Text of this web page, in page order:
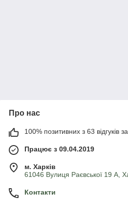
Про нас
100% позитивних з 63 відгуків за
Працює з 09.04.2019
м. Харків
61046 Вулиця Раєвської 19 А,
Контакти